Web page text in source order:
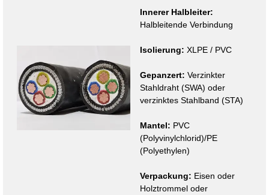
Innerer Halbleiter:
Halbleitende Verbindung
Isolierung: XLPE / PVC
Gepanzert: Verzinkter
Stahldraht (SWA) oder
verzinktes Stahlband (STA)
Mantel: PVC
(Polyvinylchlorid)/PE
(Polyethylen)
Verpackung: Eisen oder
Holztrommel oder